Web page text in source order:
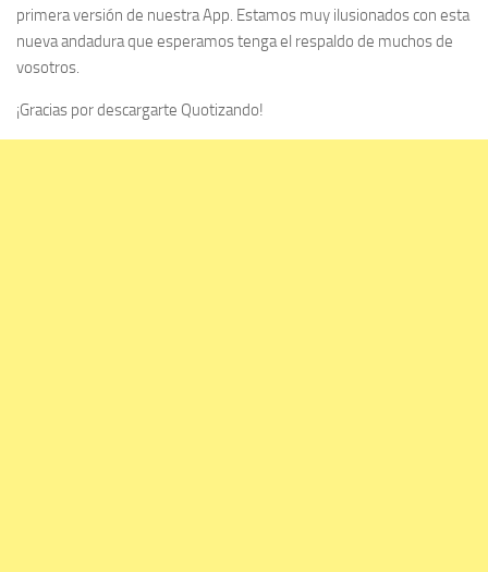
primera versión de nuestra App. Estamos muy ilusionados con esta
nueva andadura que esperamos tenga el respaldo de muchos de
vosotros.
¡Gracias por descargarte Quotizando!